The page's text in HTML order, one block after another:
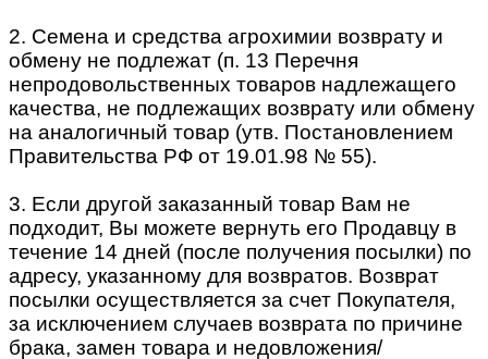
2. Семена и средства агрохимии возврату и
обмену не подлежат (п. 13 Перечня
непродовольственных товаров надлежащего
качества, не подлежащих возврату или обмену
на аналогичный товар (утв. Постановлением
Правительства РФ от 19.01.98 № 55).
3. Если другой заказанный товар Вам не
подходит, Вы можете вернуть его Продавцу в
течение 14 дней (после получения посылки) по
адресу, указанному для возвратов. Возврат
посылки осуществляется за счет Покупателя,
за исключением случаев возврата по причине
брака, замен товара и недовложения/